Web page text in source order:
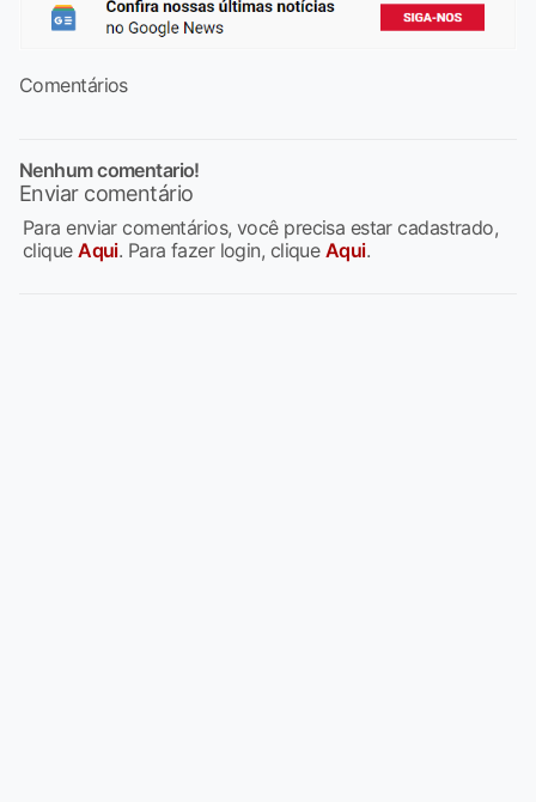
Comentários
Nenhum comentario!
Enviar comentário
Para enviar comentários, você precisa estar cadastrado,
cliqueAqui. Para fazer login, clique Aqui.